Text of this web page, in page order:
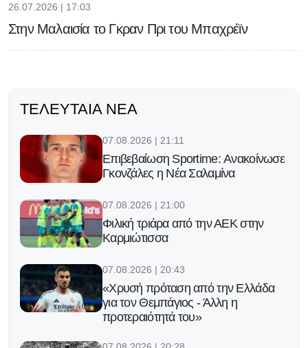
26.07.2026 | 17:03
Στην Μαλαισία το Γκραν Πρι του Μπαχρέϊν
ΤΕΛΕΥΤΑΊΑ ΝΈΑ
07.08.2026 | 21:11
Επιβεβαίωση Sportime: Ανακοίνωσε
Γκονζάλες η Νέα Σαλαμίνα
07.08.2026 | 21:00
Φιλική τριάρα από την ΑΕΚ στην
Καρμιώτισσα
07.08.2026 | 20:43
«Χρυσή πρόταση από την Ελλάδα
για τον Θεμπάγιος - Άλλη η
προτεραιότητά του»